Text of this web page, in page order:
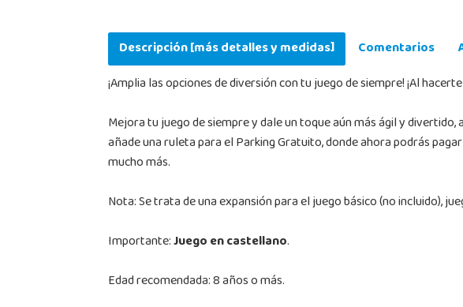
Descripción [más detalles y medidas] Comentarios
¡Amplia las opciones de diversión con tu juego de siempre! ¡Al
Mejora tu juego de siempre y dale un toque aún más ágil y
añade una ruleta para el Parking Gratuito, donde ahora podrás
mucho más.
Nota: Se trata de una expansión para el juego básico (no incluido),
Importante:Juego en castellano.
Edad recomendada: 8 años o más.